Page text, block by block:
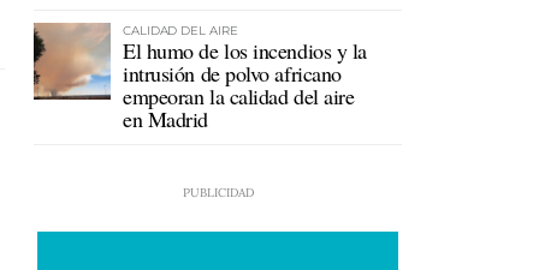
CALIDAD DEL AIRE
El humo de los incendios y la
intrusión de polvo africano
empeoran la calidad del aire
en Madrid